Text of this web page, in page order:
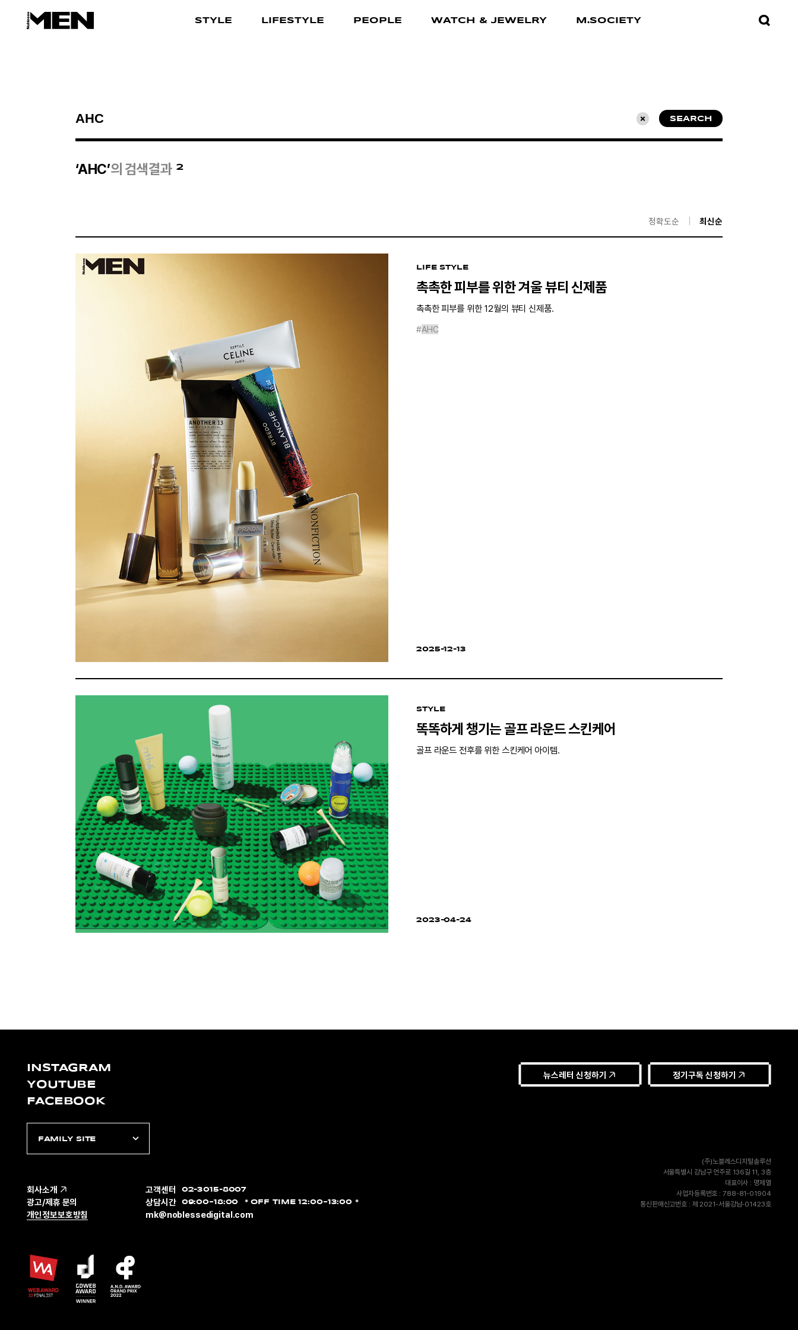
STYLE LIFESTYLE PEOPLE WATCH & JEWELRY M.SOCIETY
검색결과
초기화 SEARCH
‘AHC’의 검색결과 2
정확도순 최신순
LIFE STYLE
촉촉한 피부를 위한 겨울 뷰티 신제품
촉촉한 피부를 위한 12월의 뷰티 신제품.
#AHC
2025-12-13
STYLE
똑똑하게 챙기는 골프 라운드 스킨케어
골프 라운드 전후를 위한 스킨케어 아이템.
2023-04-24
뉴스레터 신청하기 정기구독 신청하기
INSTAGRAM
YOUTUBE
FACEBOOK
FAMILY SITE
회사소개
광고/제휴 문의
개인정보보호방침
고객센터 02-3015-8007
상담시간 09:00~18:00 OFF TIME 12:00~13:00
mk@noblessedigital.com
(주)노블레스디지털솔루션
서울특별시 강남구 언주로 136길 11, 3층
대표이사 : 명제열
사업자등록번호 : 788-81-01904
통신판매신고번호 : 제 2021-서울강남-01423호